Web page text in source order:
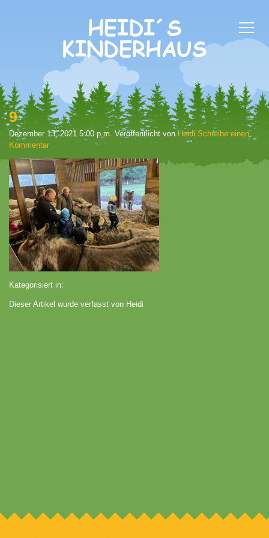
9
Dezember 13, 2021 5:00 p.m. Veröffentlicht vonHeidi Schreibe einen
Kommentar
Kategorisiert in:
Dieser Artikel wurde verfasst von Heidi